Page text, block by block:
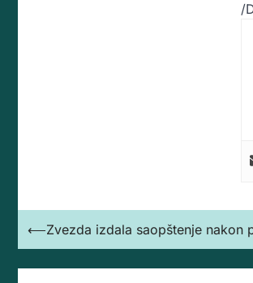
/
Кретање
⟵Zvezda izdala saopštenje nakon